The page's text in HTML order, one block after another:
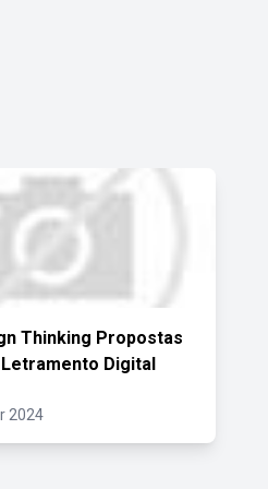
Thinking Propostas
Digital
2024